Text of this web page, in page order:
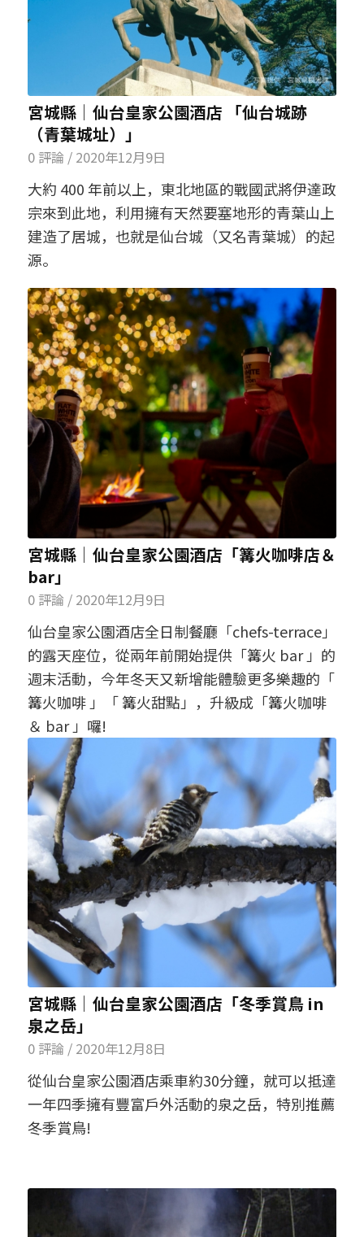
宮城縣│仙台皇家公園酒店 「仙台城跡
（青葉城址）」
0 評論 / 2020年12月9日
大約 400 年前以上，東北地區的戰國武將伊達政
宗來到此地，利用擁有天然要塞地形的青葉山上
建造了居城，也就是仙台城（又名青葉城）的起
源。
宮城縣│仙台皇家公園酒店「篝火咖啡店＆
bar」
0 評論 / 2020年12月9日
仙台皇家公園酒店全日制餐廳「chefs-terrace」
的露天座位，從兩年前開始提供「篝火 bar 」的
週末活動，今年冬天又新增能體驗更多樂趣的「
篝火咖啡 」「 篝火甜點」，升級成「篝火咖啡
＆ bar 」囉!
宮城縣│仙台皇家公園酒店「冬季賞鳥 in
泉之岳」
0 評論 / 2020年12月8日
從仙台皇家公園酒店乘車約30分鐘，就可以抵達
一年四季擁有豐富戶外活動的泉之岳，特別推薦
冬季賞鳥!